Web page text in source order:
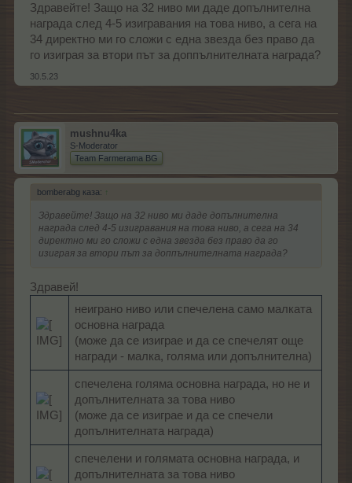
Здравейте! Защо на 32 ниво ми даде допълнителна
награда след 4-5 изигравания на това ниво, а сега на
34 директно ми го сложи с една звезда без право да
го изиграя за втори път за доппълнителната награда?
30.5.23
mushnu4ka
S-Moderator
Team Farmerama BG
bomberabg каза: ↑
Здравейте! Защо на 32 ниво ми даде допълнителна
награда след 4-5 изигравания на това ниво, а сега на 34
директно ми го сложи с една звезда без право да го
изиграя за втори път за доппълнителната награда?
Здравей!
неиграно ниво или спечелена само малката
основна награда
(може да се изиграе и да се спечелят още
награди - малка, голяма или допълнителна)
спечелена голяма основна награда, но не и
допълнителната за това ниво
(може да се изиграе и да се спечели
допълнителната награда)
спечелени и голямата основна награда, и
допълнителната за това ниво